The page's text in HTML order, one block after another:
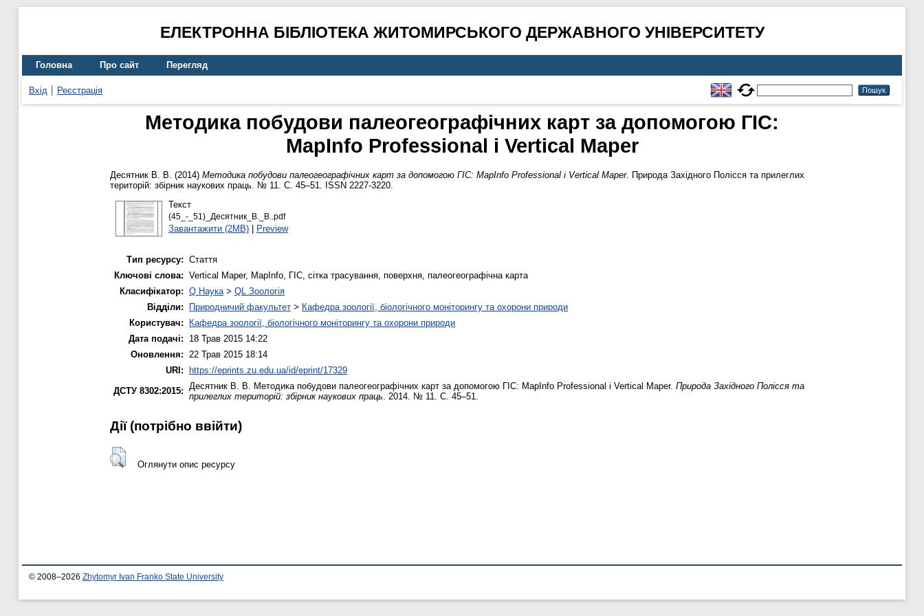
ЕЛЕКТРОННА БІБЛІОТЕКА ЖИТОМИРСЬКОГО ДЕРЖАВНОГО УНІВЕРСИТЕТУ
Головна Про сайт Перегляд
Вхід Реєстрація
Методика побудови палеогеографічних карт за допомогою ГІС:
MapInfo Professional i Vertical Maper
Десятник В. В. (2014) Методика побудови палеогеографічних карт за допомогою ГІС: MapInfo Professional i Vertical Maper. Природа Західного Полісся та прилеглих
територій: збірник наукових праць. № 11. С. 45–51. ISSN 2227-3220.
Текст
(45_-_51)_Десятник_В._В..pdf
Завантажити (2MB)| Preview
Тип ресурсу: Стаття
Ключові слова: Vertical Maper, МapInfo, ГІС, сітка трасування, поверхня, палеогеографічна карта
Класифікатор: Q Наука> QL Зоологія
Відділи:
Природничий факультет > Кафедра зоології, біологічного моніторингу та охорони природи
Користувач:
Кафедра зоології, біологічного моніторингу та охорони природи
Дата подачі:
18 Трав 2015 14:22
Оновлення: 22 Трав 2015 18:14
URI:
https://eprints.zu.edu.ua/id/eprint/17329
ДСТУ 8302:2015: Десятник В. В. Методика побудови палеогеографічних карт за допомогою ГІС: MapInfo Professional i Vertical Maper. Природа Західного Полісся та
прилеглих територій: збірник наукових праць. 2014. № 11. С. 45–51.
Дії ​​(потрібно ввійти)
Оглянути опис ресурсу
© 2008–2026 Zhytomyr Ivan Franko State University